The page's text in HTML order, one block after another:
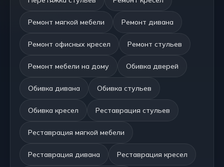
Ремонт мягкой мебели Ремонт дивана
Ремонт офисных кресел Ремонт стульев
Ремонт мебели на дому Обивка дверей
Обивка дивана Обивка стульев
Обивка кресел Реставрация стульев
Реставрация мягкой мебели
Реставрация дивана Реставрация кресел